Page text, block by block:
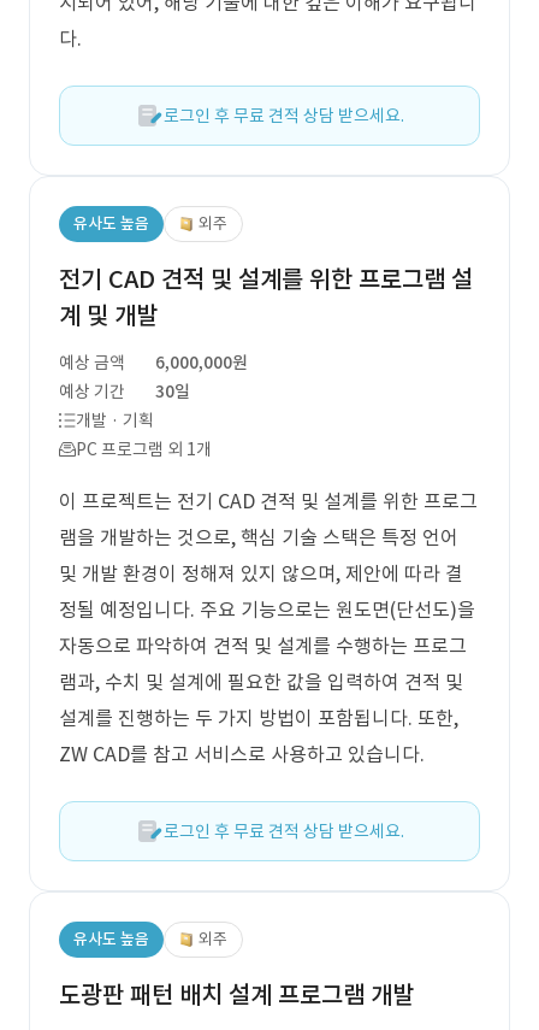
다.
로그인 후 무료 견적 상담 받으세요.
유사도 높음 외주
전기 CAD 견적 및 설계를 위한 프로그램 설
계 및 개발
예상 금액
6,000,000원
예상 기간
30일
개발 · 기획
PC 프로그램 외 1개
이 프로젝트는 전기 CAD 견적 및 설계를 위한 프로그
램을 개발하는 것으로, 핵심 기술 스택은 특정 언어
및 개발 환경이 정해져 있지 않으며, 제안에 따라 결
정될 예정입니다. 주요 기능으로는 원도면(단선도)을
자동으로 파악하여 견적 및 설계를 수행하는 프로그
램과, 수치 및 설계에 필요한 값을 입력하여 견적 및
설계를 진행하는 두 가지 방법이 포함됩니다. 또한,
ZW CAD를 참고 서비스로 사용하고 있습니다.
로그인 후 무료 견적 상담 받으세요.
유사도 높음 외주
도광판 패턴 배치 설계 프로그램 개발